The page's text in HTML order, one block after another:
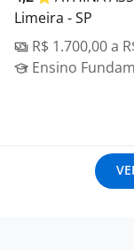
Limeira - SP
R$ 1.700,00 a
Ensino